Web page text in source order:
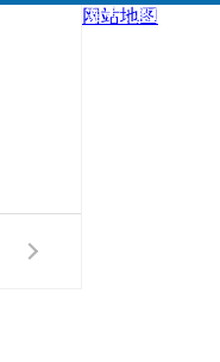
案号：粤ICP备
网站地图